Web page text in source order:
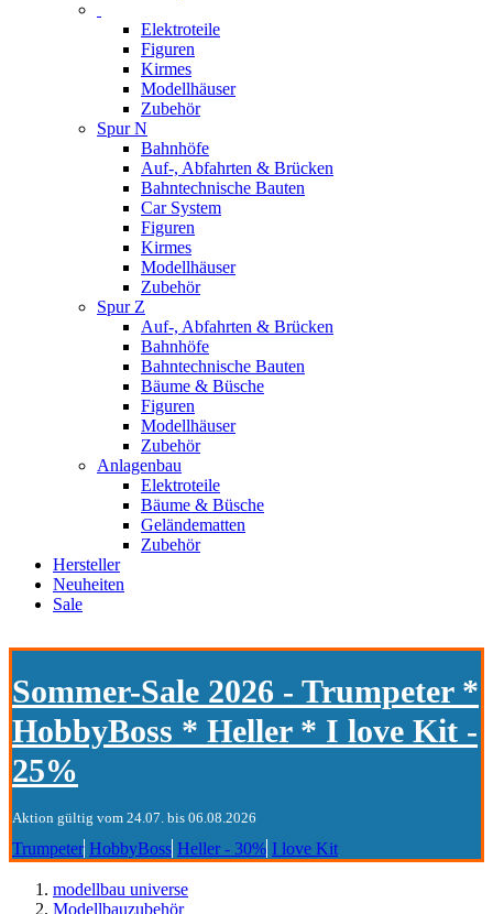
Elektroteile
Figuren
Kirmes
Modellhäuser
Zubehör
Spur N
Bahnhöfe
Auf-, Abfahrten & Brücken
Bahntechnische Bauten
Car System
Figuren
Kirmes
Modellhäuser
Zubehör
Spur Z
Auf-, Abfahrten & Brücken
Bahnhöfe
Bahntechnische Bauten
Bäume & Büsche
Figuren
Modellhäuser
Zubehör
Anlagenbau
Elektroteile
Bäume & Büsche
Geländematten
Zubehör
Hersteller
Neuheiten
Sale
Sommer-Sale 2026 - Trumpeter *
HobbyBoss * Heller * I love Kit -
25%
Aktion gültig vom 24.07. bis 06.08.2026
Trumpeter HobbyBoss Heller - 30% I love Kit
modellbau universe
Modellbauzubehör